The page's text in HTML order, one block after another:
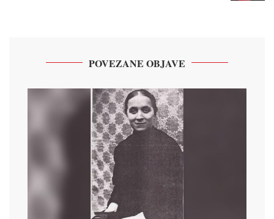
POVEZANE OBJAVE